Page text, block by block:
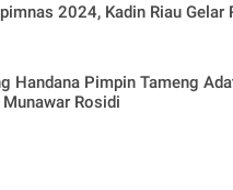
2024, Kadin Riau Gelar
Handana Pimpin Tameng
Rosidi